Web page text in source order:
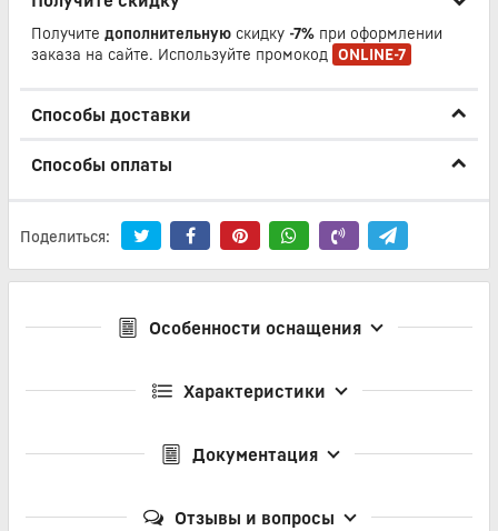
Получите дополнительную скидку -7% при оформлении
заказа на сайте. Используйте промокод ONLINE-7
Способы доставки
Способы оплаты
Поделиться:
Особенности оснащения
Характеристики
Документация
Отзывы и вопросы